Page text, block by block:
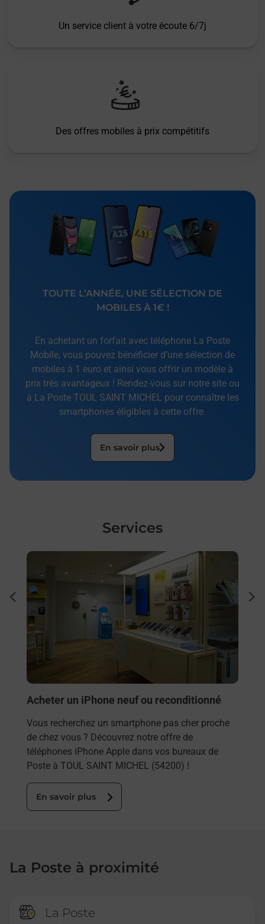
Un service client à votre écoute 6/7j
Des offres mobiles à prix compétitifs
TOUTE L’ANNÉE, UNE SÉLECTION DE
MOBILES À 1€ !
En achetant un forfait avec téléphone La Poste
Mobile, vous pouvez bénéficier d’une sélection de
mobiles à 1 euro et ainsi vous offrir un modèle à
prix très avantageux ! Rendez-vous sur notre site ou
à La Poste TOUL SAINT MICHEL pour connaître les
smartphones éligibles à cette offre.
En savoir plus
Services
En savoir plus
Acheter un iPhone neuf ou reconditionné
Vous recherchez un smartphone pas cher proche
de chez vous ? Découvrez notre offre de
téléphones iPhone Apple dans vos bureaux de
Poste à TOUL SAINT MICHEL (54200) !
En savoir plus
La Poste à proximité
La Poste